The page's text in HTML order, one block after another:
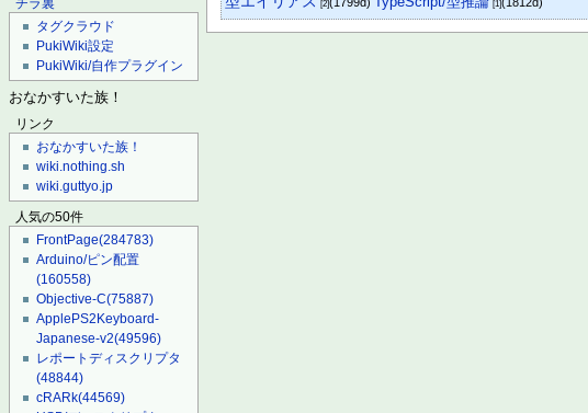
チラ裏
タグクラウド
PukiWiki設定
PukiWiki/自作プラグイン
おなかすいた族！
リンク
おなかすいた族！
wiki.nothing.sh
wiki.guttyo.jp
人気の50件
FrontPage(284783)
Arduino/ピン配置
(160558)
Objective-C(75887)
ApplePS2Keyboard-
Japanese-v2(49596)
レポートディスクリプタ
(48844)
cRARk(44569)
[2] [1]